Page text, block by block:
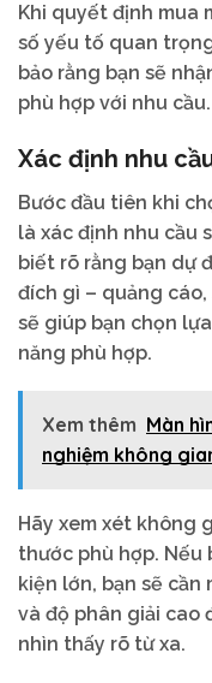
Khi quyết định mua
số yếu tố quan
bảo rằng bạn sẽ
phù hợp với nhu cầu.
Xác định nhu
Bước đầu tiên khi
là xác định nhu cầu
biết rõ rằng bạn dự
đích gì – quảng
sẽ giúp bạn chọn
năng phù hợp.
Xem thêm Màn
nghiệm không
Hãy xem xét không
thước phù hợp. Nếu
kiện lớn, bạn sẽ
và độ phân giải cao
nhìn thấy rõ từ xa.